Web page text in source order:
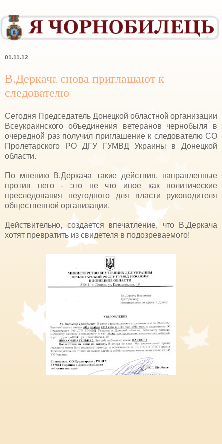
01.11.12
В.Деркача снова приглашают к
следователю
Сегодня Председатель Донецкой областной организации
Всеукраинского объединения ветеранов чернобыля в
очередной раз получил приглашение к следователю СО
Пролетарского РО ДГУ ГУМВД Украины в Донецкой
области.
По мнению В.Деркача такие действия, направленные
против него - это не что иное как политические
преследования неугодного для власти руководителя
общественной организации.
Действительно, создается впечатление, что В.Деркача
хотят превратить из свидетеля в подозреваемого!